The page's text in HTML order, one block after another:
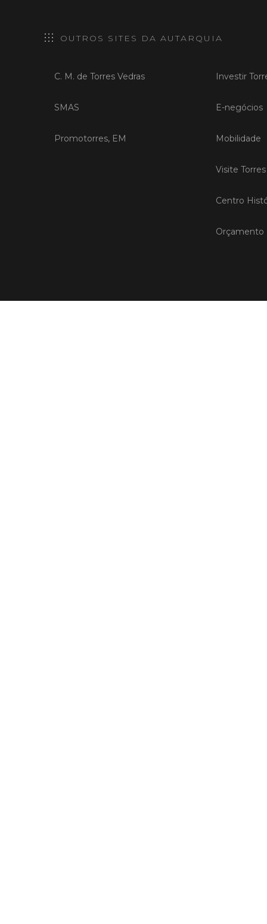
OUTROS SITES DA AUTARQUIA
C. M. de Torres Vedras
SMAS
Promotorres, EM
Investir
E-negócios
Mobilidade
Visite
Centro
Orçamento